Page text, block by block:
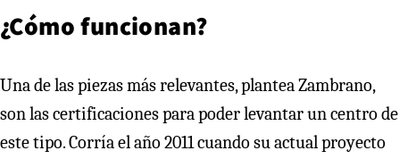
¿Cómo funcionan?
Una de las piezas más relevantes, plantea Zambrano,
son las certificaciones para poder levantar un centro de
este tipo. Corría el año 2011 cuando su actual proyecto